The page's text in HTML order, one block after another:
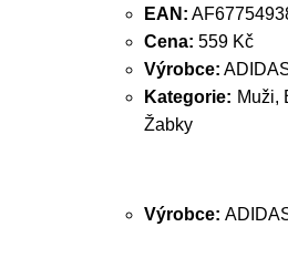
EAN:
Cena: 559 Kč
Výrobce:
Kategorie: Muži,
Žabky
Výrobce: